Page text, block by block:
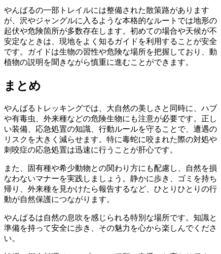
やんばるの一部トレイルには整備された散策路があります
が、沢やジャングルに入るような本格的なルートでは地形の
起伏や危険箇所が多数存在します。初めての場合や天候が不
安定なときは、現地をよく知るガイドを利用することが安全
です。ガイドは生物の習性や危険な場所を把握しており、動
植物の説明を聞きながら慎重に進むことができます。
まとめ
やんばるトレッキングでは、大自然の美しさと同時に、ハブ
や有毒虫、外来種などの危険生物にも注意が必要です。正し
い装備、応急処置の知識、行動ルールを守ることで、遭遇の
リスクを大きく減らせます。特に毒蛇に咬まれた際の対処や
刺咬症の応急処置は迅速に行うことが肝心です。
また、固有種や希少動物との関わり方にも配慮し、自然を損
なわないマナーを実践しましょう。静かに歩き、ゴミを持ち
帰り、外来種を見かけたら報告するなど、ひとりひとりの行
動が自然保護につながります。
やんばるは自然の息吹を感じられる特別な場所です。知識と
準備を持って安全に歩き、その魅力を心から楽しんでくださ
い。